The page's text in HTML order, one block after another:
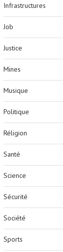
Infrastructures
Job
Justice
Mines
Musique
Politique
Réligion
Santé
Science
Sécurité
Société
Sports